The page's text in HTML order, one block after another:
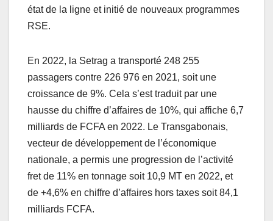
état de la ligne et initié de nouveaux programmes
RSE.
En 2022, la Setrag a transporté 248 255
passagers contre 226 976 en 2021, soit une
croissance de 9%. Cela s’est traduit par une
hausse du chiffre d’affaires de 10%, qui affiche 6,7
milliards de FCFA en 2022. Le Transgabonais,
vecteur de développement de l’économique
nationale, a permis une progression de l’activité
fret de 11% en tonnage soit 10,9 MT en 2022, et
de +4,6% en chiffre d’affaires hors taxes soit 84,1
milliards FCFA.